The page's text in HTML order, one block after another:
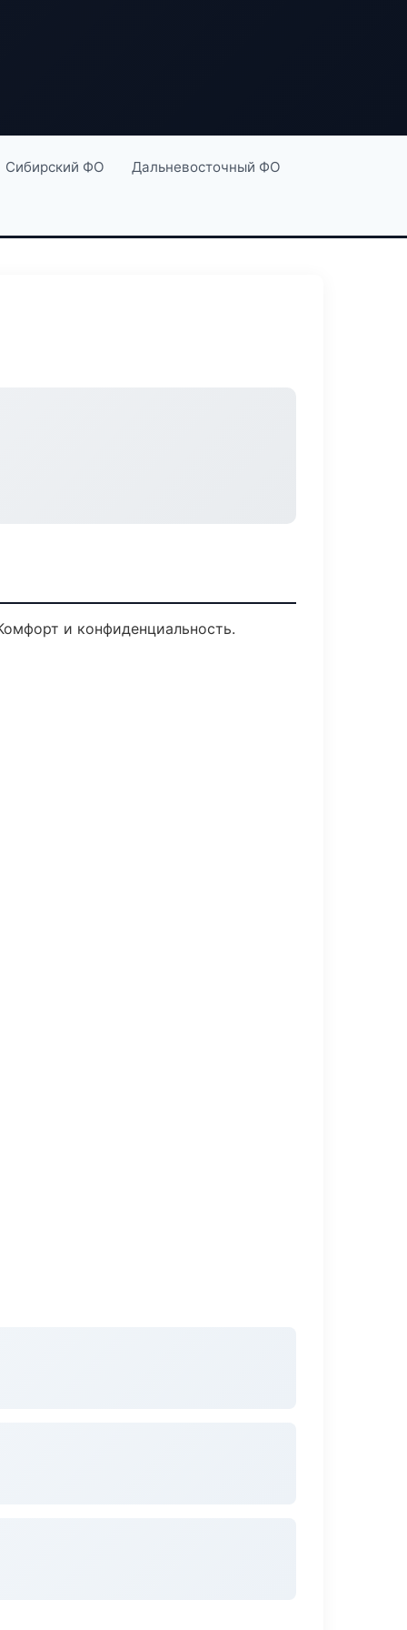
Сибирский ФО Дальневосточный ФО
и конфиденциальность.